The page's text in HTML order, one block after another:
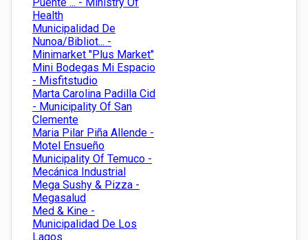
Health
Municipalidad De
Nunoa/Bibliot... -
Minimarket "Plus Market"
Mini Bodegas Mi Espacio
- Misfitstudio
Marta Carolina Padilla Cid
- Municipality Of San
Clemente
Maria Pilar Piña Allende -
Motel Ensueño
Municipality Of Temuco -
Mecánica Industrial
Mega Sushy & Pizza -
Megasalud
Med & Kine -
Municipalidad De Los
Lagos